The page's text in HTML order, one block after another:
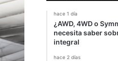
hace 1 día
¿AWD, 4WD o
necesita saber
integral
hace 2 días